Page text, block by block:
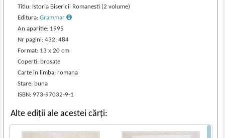
Titlu: Istoria Bisericii Romanesti (2 volume)
Editura:Grammar
An aparitie: 1995
Nr pagini: 432; 484
Format: 13 x 20 cm
Coperti: brosate
Carte in limba: romana
Stare: buna
ISBN: 973-97032-9-1
Alte ediții ale acestei cărți: